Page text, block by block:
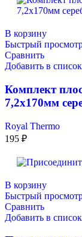
В корзину
Быстрый
Сравнить
Добавить в
Комплект
7,2х170мм
Royal Thermo
195 ₽
В корзину
Быстрый
Сравнить
Добавить в